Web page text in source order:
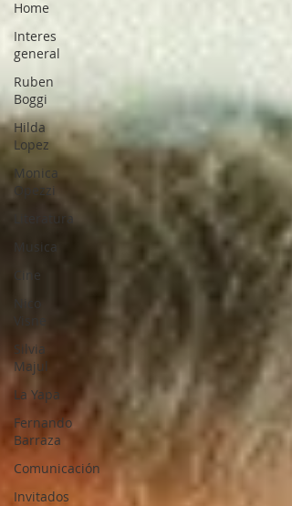
Home
Interes
general
Ruben
Boggi
Hilda
Lopez
Monica
Opezzi
Literatura
Musica
Cine
Nico
Silvia
Majul
La Yapa
Fernando
Barraza
Comunicación
Invitados